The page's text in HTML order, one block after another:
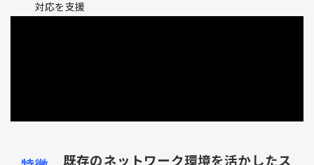
対応を支援
既存のネットワーク環境を活かしたス